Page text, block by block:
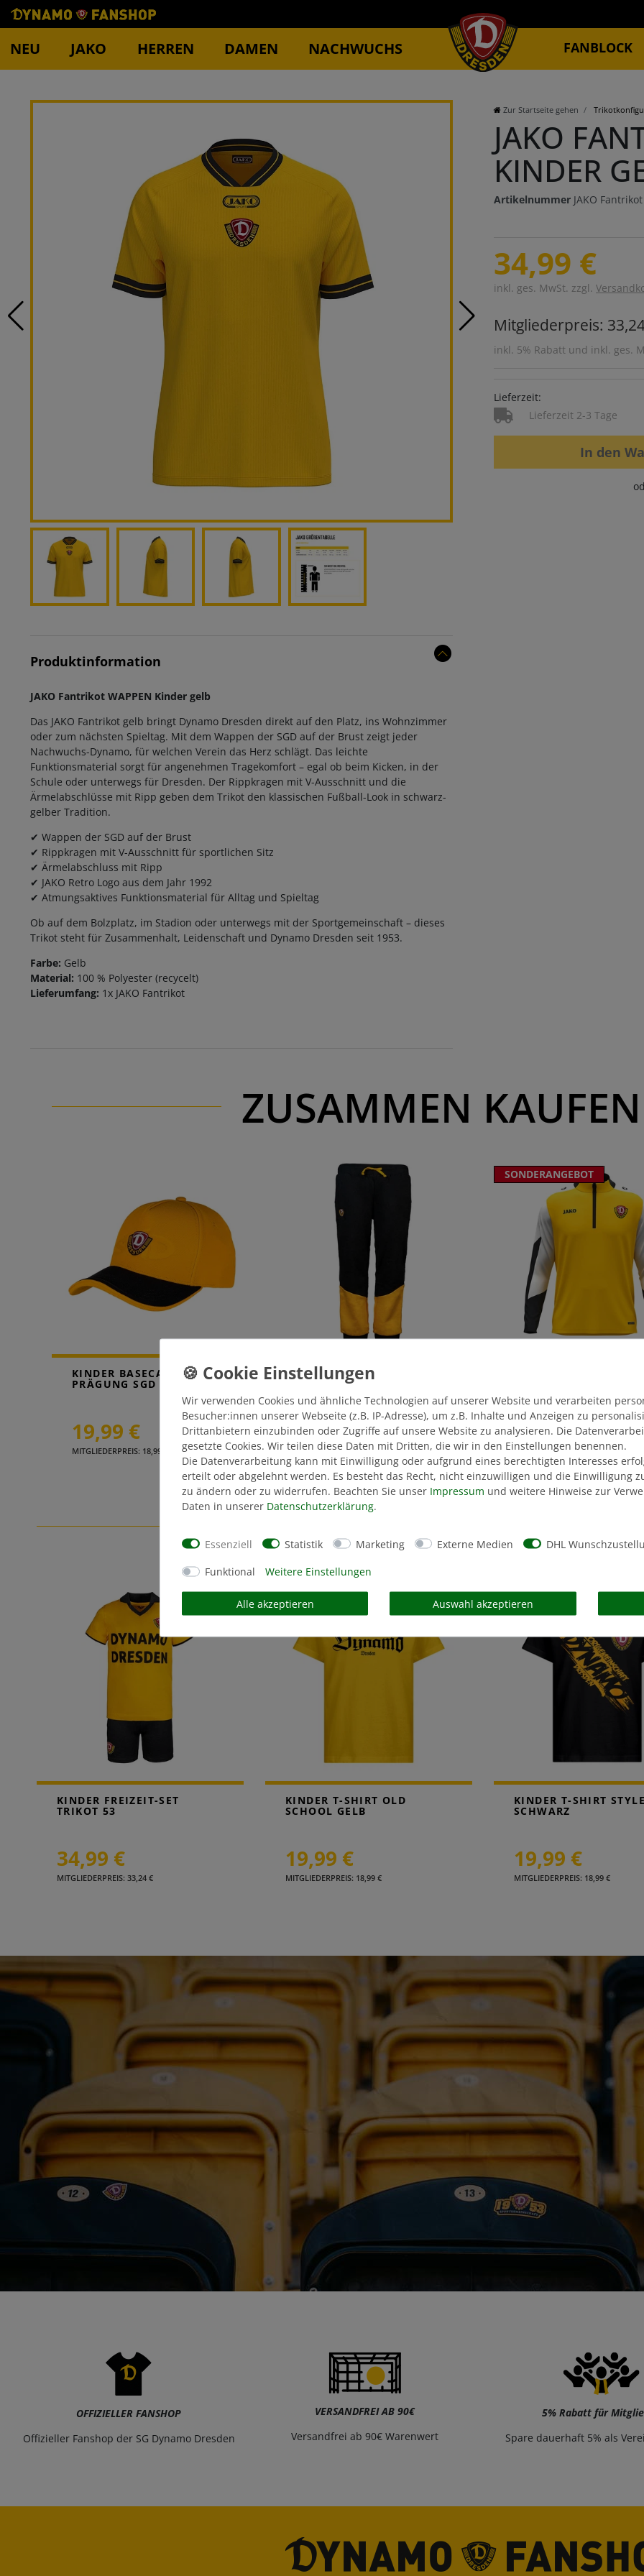
NEU JAKO HERREN DAMEN NACHWUCHS FANBLOCK
Produktinformation
JAKO Fantrikot WAPPEN Kinder gelb
Das JAKO Fantrikot gelb bringt Dynamo Dresden direkt auf den Platz, ins Wohnzimmer
oder zum nächsten Spieltag. Mit dem Wappen der SGD auf der Brust zeigt jeder
Nachwuchs-Dynamo, für welchen Verein das Herz schlägt. Das leichte
Funktionsmaterial sorgt für angenehmen Tragekomfort – egal ob beim Kicken, in der
Schule oder unterwegs für Dresden. Der Rippkragen mit V-Ausschnitt und die
Ärmelabschlüsse mit Ripp geben dem Trikot den klassischen Fußball-Look in schwarz-
gelber Tradition.
✔ Wappen der SGD auf der Brust
✔ Rippkragen mit V-Ausschnitt für sportlichen Sitz
✔ Ärmelabschluss mit Ripp
✔ JAKO Retro Logo aus dem Jahr 1992
✔ Atmungsaktives Funktionsmaterial für Alltag und Spieltag
Ob auf dem Bolzplatz, im Stadion oder unterwegs mit der Sportgemeinschaft – dieses
Trikot steht für Zusammenhalt, Leidenschaft und Dynamo Dresden seit 1953.
Farbe: Gelb
Material: 100 % Polyester (recycelt)
Lieferumfang: 1x JAKO Fantrikot
Zur Startseite gehen
JAKO
KINDER
Artikelnummer JAKO
34,99 €
inkl. ges. MwSt. zzgl.
Mitgliederpreis:
inkl. 5% Rabatt und inkl. ges.
Lieferzeit:
Lieferzeit 2-3 Tage
In den
ZUSAMMEN
KINDER BASECAP
PRÄGUNG SGD GELB
19,99 €
MITGLIEDERPREIS: 18,99 €
KINDER JOGGINGHOSE
WAPPEN
29,99 €
MITGLIEDERPREIS: 28,49 €
SONDERANGEBOT
40,00 €
STATT: 54,99 €
ÄHNLICHE
KINDER FREIZEIT-SET
TRIKOT 53
34,99 €
MITGLIEDERPREIS: 33,24 €
KINDER T-SHIRT OLD
SCHOOL GELB
19,99 €
MITGLIEDERPREIS: 18,99 €
KINDER T-SHIRT
SCHWARZ
19,99 €
MITGLIEDERPREIS: 18,99 €
OFFIZIELLER FANSHOP
Offizieller Fanshop der SG Dynamo Dresden
VERSANDFREI AB 90€
Versandfrei ab 90€ Warenwert
5% Rabatt für
Spare dauerhaft 5% als
Wir verwenden Cookies und ähnliche Technologien auf unserer Website und verarbeiten
Besucher:innen unserer Webseite (z.B. IP-Adresse), um z.B. Inhalte und Anzeigen zu
Drittanbietern einzubinden oder Zugriffe auf unsere Website zu analysieren. Die
gesetzte Cookies. Wir teilen diese Daten mit Dritten, die wir in den Einstellungen benennen.
Die Datenverarbeitung kann mit Einwilligung oder aufgrund eines berechtigten Interesses
erteilt oder abgelehnt werden. Es besteht das Recht, nicht einzuwilligen und die Einwilligung
zu ändern oder zu widerrufen. Beachten Sie unser Impressum und weitere Hinweise zur
Daten in unserer Daten­schutz­erklärung.
Essenziell Statistik Marketing Externe Medien DHL
Funktional Weitere Einstellungen
Alle akzeptieren Auswahl akzeptieren